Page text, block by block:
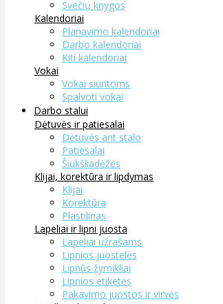
Svečių knygos
Kalendoriai
Planavimo kalendoriai
Darbo kalendoriai
Kiti kalendoriai
Vokai
Vokai siuntoms
Spalvoti vokai
Darbo stalui
Dėtuvės ir patiesalai
Dėtuvės ant stalo
Patiesalai
Šiukšliadėžės
Klijai, korektūra ir lipdymas
Klijai
Korektūra
Plastilinas
Lapeliai ir lipni juosta
Lapeliai užrašams
Lipnios juostelės
Lipnūs žymikliai
Lipnios etiketės
Pakavimo juostos ir virvės